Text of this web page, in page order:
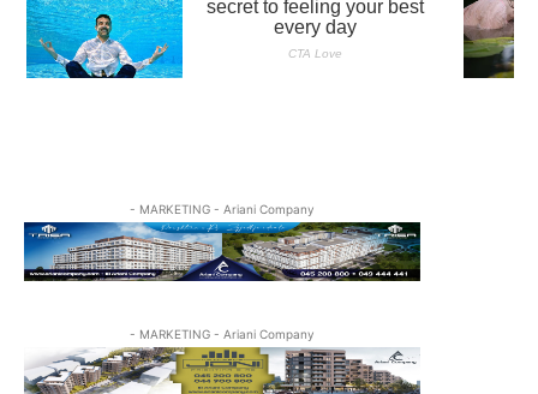
- MARKETING - Ariani Company
- MARKETING - Ariani Company